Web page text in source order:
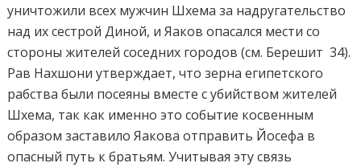
уничтожили всех мужчин Шхема за надругательство
над их сестрой Диной, и Яаков опасался мести со
стороны жителей соседних городов (см. Берешит 34).
Рав Нахшони утверждает, что зерна египетского
рабства были посеяны вместе с убийством жителей
Шхема, так как именно это событие косвенным
образом заставило Яакова отправить Йосефа в
опасный путь к братьям. Учитывая эту связь